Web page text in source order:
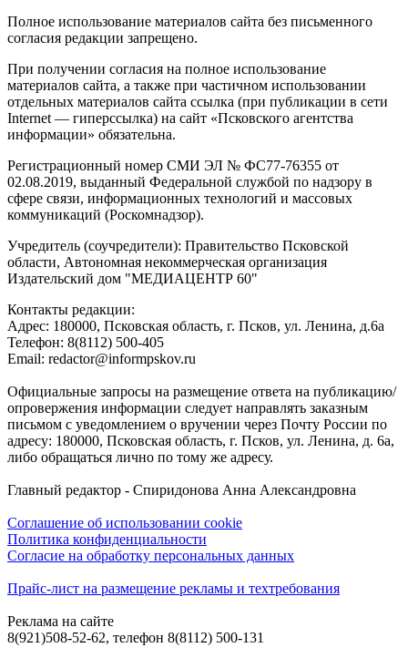
Полное использование материалов сайта без письменного
согласия редакции запрещено.
При получении согласия на полное использование
материалов сайта, а также при частичном использовании
отдельных материалов сайта ссылка (при публикации в сети
Internet — гиперссылка) на сайт «Псковского агентства
информации» обязательна.
Регистрационный номер СМИ ЭЛ № ФС77-76355 от
02.08.2019, выданный Федеральной службой по надзору в
сфере связи, информационных технологий и массовых
коммуникаций (Роскомнадзор).
Учредитель (соучредители): Правительство Псковской
области, Автономная некоммерческая организация
Издательский дом "МЕДИАЦЕНТР 60"
Контакты редакции:
Адреc: 180000, Псковская область, г. Псков, ул. Ленина, д.6а
Телефон: 8(8112) 500-405
Email: redactor@informpskov.ru
Официальные запросы на размещение ответа на публикацию/
опровержения информации следует направлять заказным
письмом с уведомлением о вручении через Почту России по
адресу: 180000, Псковская область, г. Псков, ул. Ленина, д. 6а,
либо обращаться лично по тому же адресу.
Главный редактор - Спиридонова Анна Александровна
Соглашение об использовании cookie
Политика конфиденциальности
Согласие на обработку персональных данных
Прайс-лист на размещение рекламы и техтребования
Реклама на сайте
8(921)508-52-62, телефон 8(8112) 500-131